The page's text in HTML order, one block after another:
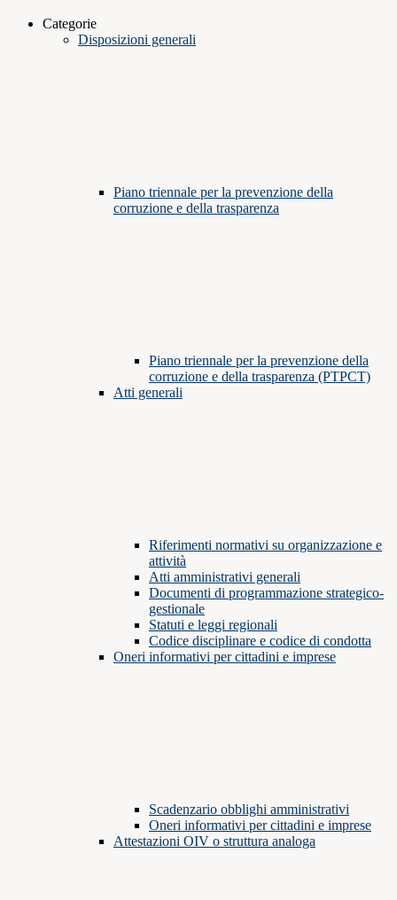
Categorie
Disposizioni generali
Piano triennale per la prevenzione della
corruzione e della trasparenza
Piano triennale per la prevenzione della
corruzione e della trasparenza (PTPCT)
Atti generali
Riferimenti normativi su organizzazione e
attività
Atti amministrativi generali
Documenti di programmazione strategico-
gestionale
Statuti e leggi regionali
Codice disciplinare e codice di condotta
Oneri informativi per cittadini e imprese
Scadenzario obblighi amministrativi
Oneri informativi per cittadini e imprese
Attestazioni OIV o struttura analoga